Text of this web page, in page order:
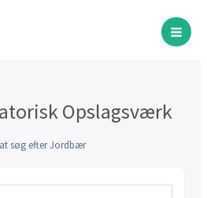
Opslagsværk
søg efter Jordbær